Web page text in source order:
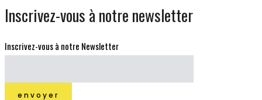
Inscrivez-vous à notre newsletter
Inscrivez-vous à notre Newsletter